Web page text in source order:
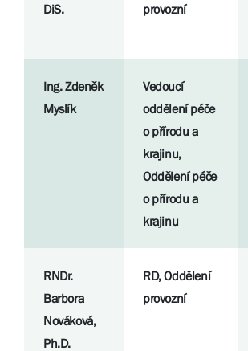
DiS.
provozní
Ing. Zdeněk
Myslík
Vedoucí
oddělení péče
o přírodu a
krajinu,
Oddělení péče
o přírodu a
krajinu
RNDr.
Barbora
Nováková,
Ph.D.
RD, Oddělení
provozní